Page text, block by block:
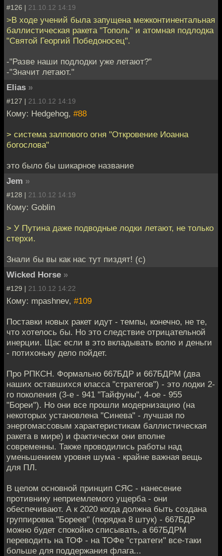
#126 | 21.10.12 14:19
>В ходе учений была запущена межконтинентальная
баллистическая ракета "Тополь" и атомная подлодка
"Святой Георгий Победоносец".
-"Разве наши подлодки уже летают?"
-"Значит летают."
Elias »
#127 | 21.10.12 14:19
Кому: Hedgehog, #88
> система залпового огня "Откровение Иоанна
богослова"
это было бы шикарное название
Jem »
#128 | 21.10.12 14:19
Кому: Goblin
> У Путина даже подводные лодки летают, не только
стерхи.
Знали бы вы как нас тут пиздят! (с)
Wicked Horse »
#129 | 21.10.12 14:22
Кому: mpashnev, #109
Поставки новых ракет идут - темпы, конечно, не те,
что хотелось бы. Но это следствие отрицательной
инерции. Щас если в это вкладывать волю и деньги
- потихоньку дело пойдет.
Про РПКСН. Формально 667БДР и 667БДРМ (два
наших оставшихся класса "стратегов") - это лодки 2-
го поколения (3-е - 941 "Тайфуны", 4-ое - 955
"Бореи"). Но они все прошли модернизацию (на
некоторых установлена "Синева" - лучшая по
энергомассовым характеристикам баллистическая
ракета в мире) и фактически они вполне
современны. Также проводились работы над
уменьшением уровня шума - крайне важная вещь
для ПЛ.
В целом основной принцип СЯС - нанесение
противнику неприемлемого ущерба - они
обеспечивают. А к 2020 когда должна быть создана
группировка "Бореев" (порядка 8 штук) - 667БДР
можно будет спокойно списывать, а 667БДРМ
переводить на ТОФ - на ТОФе "стратеги" все-таки
больше для поддержания флага...